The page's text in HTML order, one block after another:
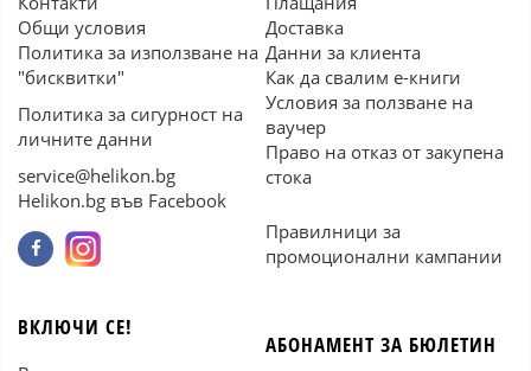
Общи условия
Политика за използване на
"бисквитки"
Политика за сигурност на
личните данни
service@helikon.bg
Helikon.bg във Facebook
Доставка
Данни за клиента
Как да свалим е-книги
Условия за ползване на
ваучер
Право на отказ от закупена
стока
Правилници за
промоционални кампании
ВКЛЮЧИ СЕ!
АБОНАМЕНТ ЗА БЮЛЕТИН